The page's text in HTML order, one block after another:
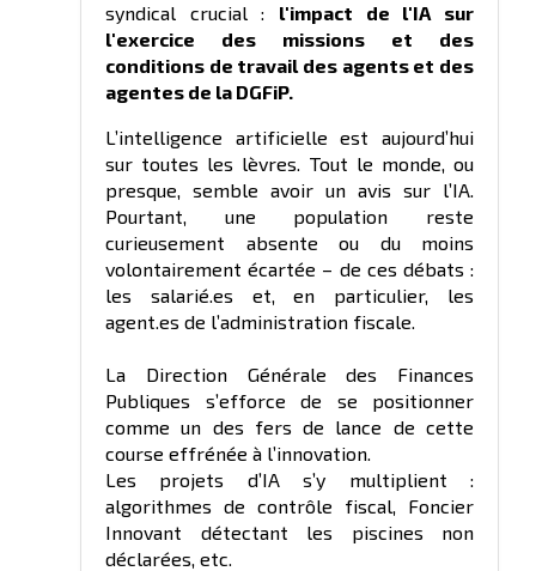
syndical crucial : l'impact de l'IA sur
l'exercice des missions et des
conditions de travail des agents et des
agentes de la DGFiP.
L’intelligence artificielle est aujourd’hui
sur toutes les lèvres. Tout le monde, ou
presque, semble avoir un avis sur l’IA.
Pourtant, une population reste
curieusement absente ou du moins
volontairement écartée – de ces débats :
les salarié.es et, en particulier, les
agent.es de l’administration fiscale.
La Direction Générale des Finances
Publiques s’efforce de se positionner
comme un des fers de lance de cette
course effrénée à l’innovation.
Les projets d’IA s’y multiplient :
algorithmes de contrôle fiscal, Foncier
Innovant détectant les piscines non
déclarées, etc.